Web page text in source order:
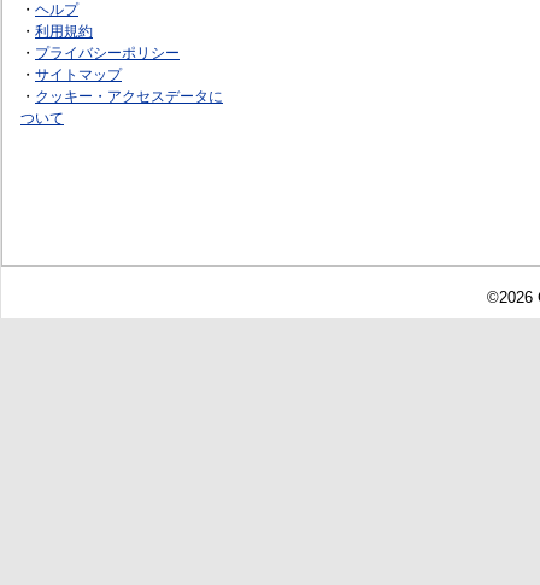
・ ヘルプ
・ 利用規約
・ プライバシーポリシー
・ サイトマップ
・ クッキー・アクセスデータに
ついて
©2026